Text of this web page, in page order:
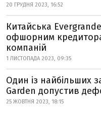
20 ГРУДНЯ 2023, 16:52
Китайська
офшорним
компаній
1 ЛИСТОПАДА 2023, 09:35
Один із найбільших
Garden допустив
25 ЖОВТНЯ 2023, 18:15